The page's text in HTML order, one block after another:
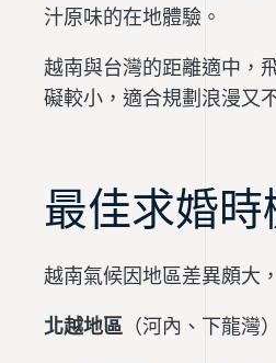
汁原味的在地體驗。
越南與台灣的距離適中，
礙較小，適合規劃浪漫又
最佳求婚
越南氣候因地區差異頗大
北越地區 （河內、下龍灣